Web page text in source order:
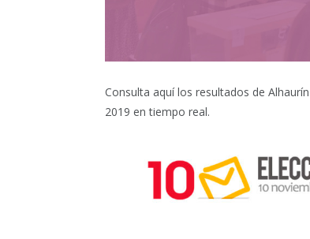
Consulta aquí los resultados de
2019 en tiempo real.